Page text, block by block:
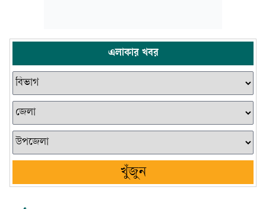
এলাকার খবর
খুঁজুন